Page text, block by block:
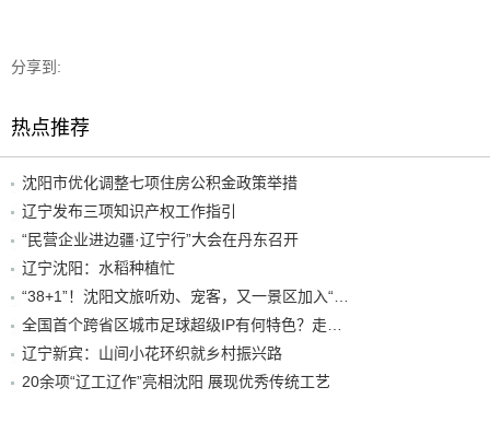
分享到:
热点推荐
沈阳市优化调整七项住房公积金政策举措
辽宁发布三项知识产权工作指引
“民营企业进边疆·辽宁行”大会在丹东召开
辽宁沈阳：水稻种植忙
辽宁新宾：山间小花环织就乡村振兴路
20余项“辽工辽作”亮相沈阳 展现优秀传统工艺